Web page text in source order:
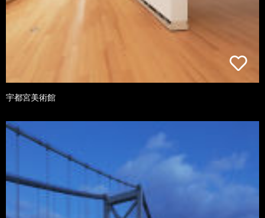
宇都宮美術館